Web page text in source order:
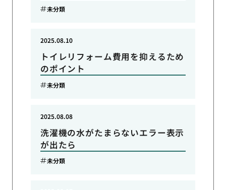
未分類
トイレリフォーム費用を抑えるため
のポイント
2025.08.10
未分類
洗濯機の水がたまらないエラー表示
が出たら
2025.08.08
未分類